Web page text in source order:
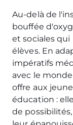
Au-delà de
bouffée
et sociales
élèves. En
impératifs
avec le
offre aux
éducation :
de